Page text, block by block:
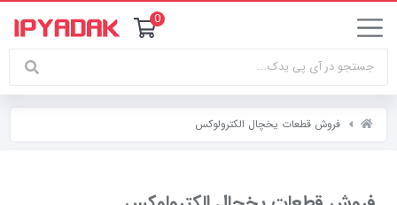
0
فروش قطعات یخچال الکترولوکس